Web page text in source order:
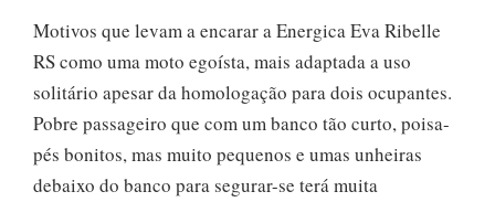
Motivos que levam a encarar a Energica Eva Ribelle
RS como uma moto egoísta, mais adaptada a uso
solitário apesar da homologação para dois ocupantes.
Pobre passageiro que com um banco tão curto, poisa-
pés bonitos, mas muito pequenos e umas unheiras
debaixo do banco para segurar-se terá muita